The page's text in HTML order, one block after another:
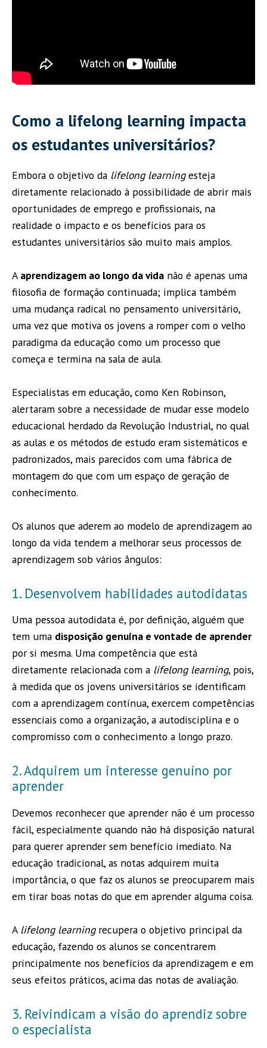
Como a lifelong learning impacta
os estudantes universitários?
Embora o objetivo da lifelong learningesteja
diretamente relacionado à possibilidade de abrir mais
oportunidades de emprego e profissionais, na
realidade o impacto e os benefícios para os
estudantes universitários são muito mais amplos.
A aprendizagem ao longo da vida não é apenas uma
filosofia de formação continuada; implica também
uma mudança radical no pensamento universitário,
uma vez que motiva os jovens a romper com o velho
paradigma da educação como um processo que
começa e termina na sala de aula.
Especialistas em educação, como Ken Robinson,
alertaram sobre a necessidade de mudar esse modelo
educacional herdado da Revolução Industrial, no qual
as aulas e os métodos de estudo eram sistemáticos e
padronizados, mais parecidos com uma fábrica de
montagem do que com um espaço de geração de
conhecimento.
Os alunos que aderem ao modelo de aprendizagem ao
longo da vida tendem a melhorar seus processos de
aprendizagem sob vários ângulos:
1. Desenvolvem habilidades autodidatas
Uma pessoa autodidata é, por definição, alguém que
tem uma disposição genuína e vontade de aprender
por si mesma. Uma competência que está
diretamente relacionada com a lifelong learning, pois,
à medida que os jovens universitários se identificam
com a aprendizagem contínua, exercem competências
essenciais como a organização, a autodisciplina e o
compromisso com o conhecimento a longo prazo.
2. Adquirem um interesse genuíno por
aprender
Devemos reconhecer que aprender não é um processo
fácil, especialmente quando não há disposição natural
para querer aprender sem benefício imediato. Na
educação tradicional, as notas adquirem muita
importância, o que faz os alunos se preocuparem mais
em tirar boas notas do que em aprender alguma coisa.
A lifelong learningrecupera o objetivo principal da
educação, fazendo os alunos se concentrarem
principalmente nos benefícios da aprendizagem e em
seus efeitos práticos, acima das notas de avaliação.
3. Reivindicam a visão do aprendiz sobre
o especialista